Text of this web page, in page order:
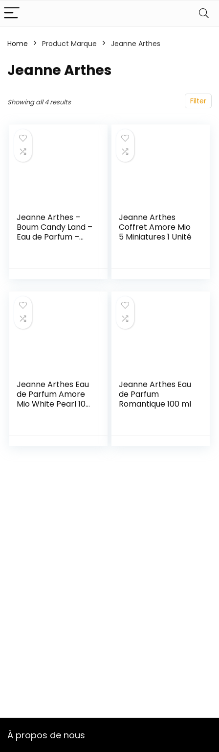
Home Product Marque ‎Jeanne Arthes
‎Jeanne Arthes
Filter
Showing all 4 results
Jeanne Arthes –
Boum Candy Land –
Eau de Parfum –
Jeanne Arthes
Coffret Amore Mio
5 Miniatures 1 Unité
Jeanne Arthes Eau
de Parfum Amore
Mio White Pearl 100
Jeanne Arthes Eau
de Parfum
Romantique 100 ml
À propos de nous